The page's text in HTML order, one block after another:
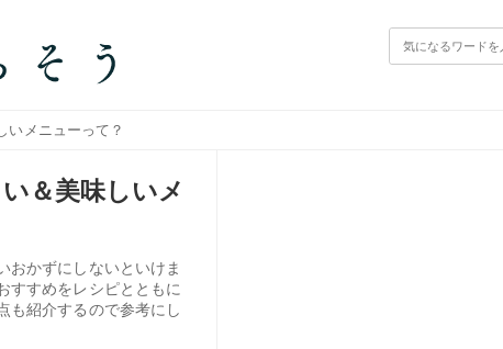
いメニューって？
＆美味しいメ
おかずにしないといけま
すすめをレシピとともに
も紹介するので参考にし